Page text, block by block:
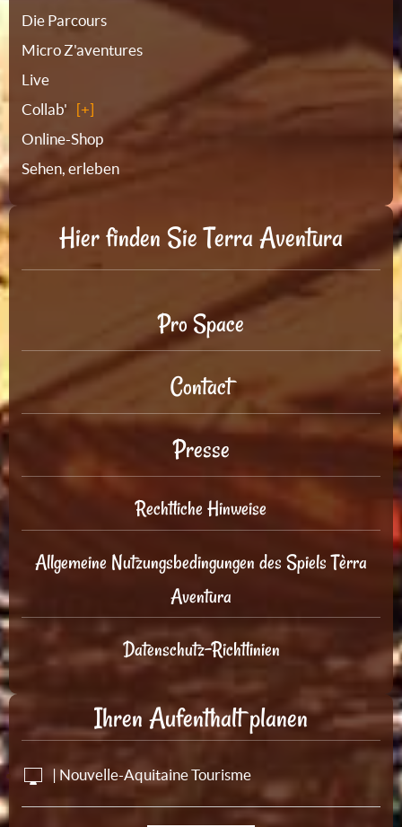
Die Parcours
Micro Z'aventures
Live
Collab'
Online-Shop
Sehen, erleben
Hier finden Sie Terra Aventura
Pro Space
Contact
Presse
Rechtliche Hinweise
Allgemeine Nutzungsbedingungen des Spiels Tèrra
Aventura
Datenschutz-Richtlinien
Ihren Aufenthalt planen
| Nouvelle-Aquitaine Tourisme